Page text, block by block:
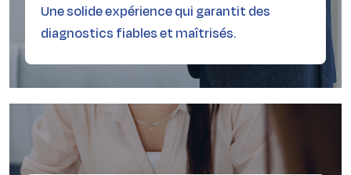
Une solide expérience qui garantit des
diagnostics fiables et maîtrisés.
EXPERIENCE